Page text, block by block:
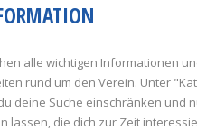
alle wichtigen Informationen
rund um den Verein. Unter
deine Suche einschränken und
lassen, die dich zur Zeit